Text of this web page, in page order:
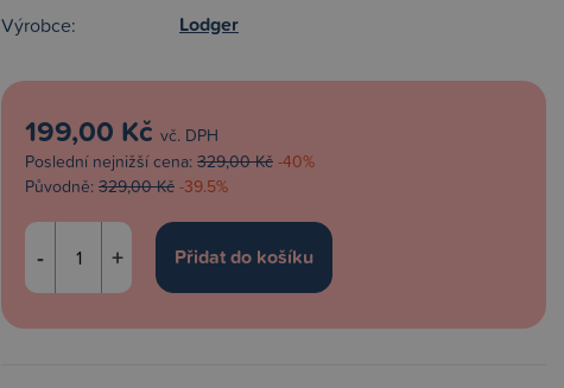
Výrobce: Lodger
199,00 Kč vč. DPH
Poslední nejnižší cena: 329,00 Kč -40%
Původně: 329,00 Kč -39.5%
- +